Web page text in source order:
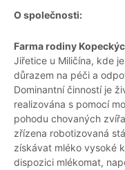
O společnosti:
Farma rodiny
Jiřetice u Miličína, kde
důrazem na péči a
Dominantní činností je
realizována s pomocí
pohodu chovaných
zřízena robotizovaná
získávat mléko vysoké
dispozici mlékomat,